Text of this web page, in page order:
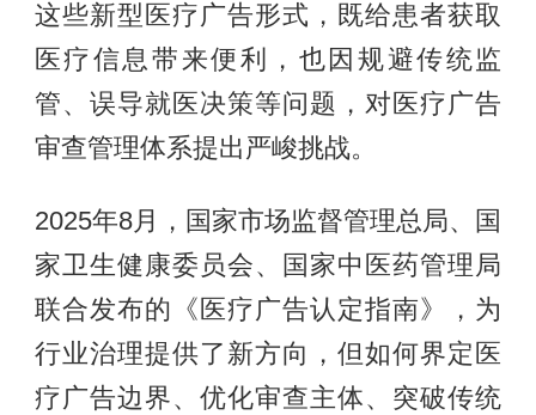
这些新型医疗广告形式，既给患者获取
医疗信息带来便利，也因规避传统监
管、误导就医决策等问题，对医疗广告
审查管理体系提出严峻挑战。
2025年8月，国家市场监督管理总局、国
家卫生健康委员会、国家中医药管理局
联合发布的《医疗广告认定指南》，为
行业治理提供了新方向，但如何界定医
疗广告边界、优化审查主体、突破传统